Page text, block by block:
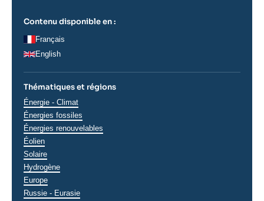
Contenu disponible en :
Français
English
Thématiques et régions
Thématiques
analyses
Énergie - Climat
Énergies fossiles
Énergies renouvelables
Éolien
Solaire
Hydrogène
Régions
Europe
Russie - Eurasie